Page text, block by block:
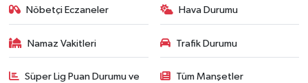
Nöbetçi Eczaneler Hava Durumu
Namaz Vakitleri Trafik Durumu
Süper Lig Puan Durumu ve
Tüm Manşetler